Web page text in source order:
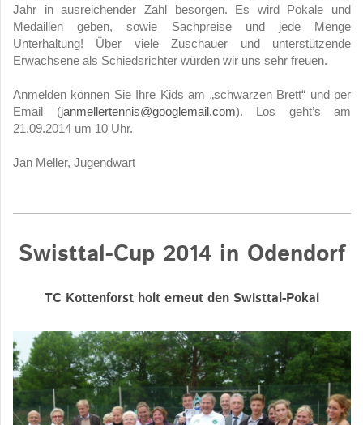
Jahr in ausreichender Zahl besorgen. Es wird Pokale und
Medaillen geben, sowie Sachpreise und jede Menge
Unterhaltung! Über viele Zuschauer und unterstützende
Erwachsene als Schiedsrichter würden wir uns sehr freuen.
Anmelden können Sie Ihre Kids am „schwarzen Brett“ und per
Email (janmellertennis@googlemail.com). Los geht’s am
21.09.2014 um 10 Uhr.
Jan Meller, Jugendwart
Swisttal-Cup 2014 in Odendorf
TC Kottenforst holt erneut den Swisttal-Pokal